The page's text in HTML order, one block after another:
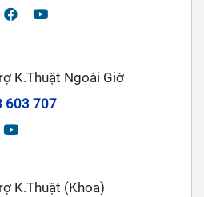
K.Thuật Ngoài Giờ
603 707
K.Thuật (Khoa)